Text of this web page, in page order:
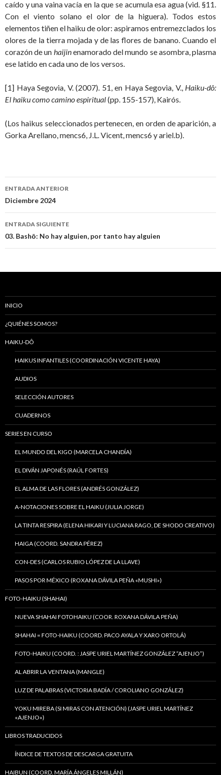
caído y una vaina vacía en la que se acumula esa agua (vid. §11.
Con el viento solano el olor de la higuera). Todos estos
elementos tiñen el haiku de olor: aspiramos entremezclados los
olores de la tierra mojada y de las flores de banano. Cuando el
corazón de un haijinenamorado del mundo se asombra, plasma
ese latido en cada uno de los versos.
[1] Haya Segovia, V. (2007). 51, en Haya Segovia, V., Haiku-dô:
El haiku como camino espiritual(pp. 155-157), Kairós.
(Los haikus seleccionados pertenecen, en orden de aparición, a
Gorka Arellano, mencs6, J.L. Vicent, mencs6 y ariel.b).
Navegación
de
entradas
ENTRADA ANTERIOR
Diciembre 2024
ENTRADA SIGUIENTE
03. Bashō: No hay alguien, por tanto hay alguien
INICIO
¿QUIÉNES SOMOS?
HAIKU-DÔ
HAIKUS INFANTILES (COORDINACIÓN VICENTE HAYA)
AUDIOS
SELECCIÓN AUTORES
CUADERNOS
SERIES EN CURSO
EL MUNDO DEL KIGO (MARCELA CHANDÍA)
EL DIVÁN JAPONÉS (RAÚL FORTES)
EL ALMA DE LAS FLORES (ANDRÉS GONZÁLEZ)
A-NOTACIONES SOBRE EL HAIKU (JULIA JORGE)
LA TINTA RESPIRA (ELENA HIKARI Y LUCIANA RAGO, DE SHODO CREATIVO)
HAIGA (COORD. SANDRA PÉREZ)
CON-DES (CARLOS RUBIO LÓPEZ DE LA LLAVE)
PASOS POR MÉXICO (ROXANA DÁVILA PEÑA «MUSHI»)
FOTO-HAIKU (SHAHAI)
NUEVA SHAHAI FOTOHAIKU (COOR. ROXANA DÁVILA PEÑA)
SHAHAI = FOTO-HAIKU (COORD. PACO AYALA Y XARO ORTOLÁ)
FOTO-HAIKU (COORD. : JASPE URIEL MARTÍNEZ GONZÁLEZ “AJENJO”)
AL ABRIR LA VENTANA (MANGLE)
LUZ DE PALABRAS (VICTORIA BADÍA / COROLIANO GONZÁLEZ)
YOKU MIREBA (SI MIRAS CON ATENCIÓN) (JASPE URIEL MARTÍNEZ
«AJENJO»)
LIBROS TRADUCIDOS
ÍNDICE DE TEXTOS DE DESCARGA GRATUITA
HAIBUN (COORD. MARÍA ÁNGELES MILLÁN)